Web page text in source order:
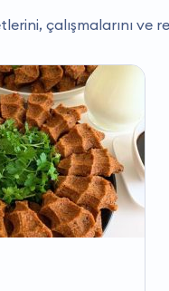
çalışmalarını